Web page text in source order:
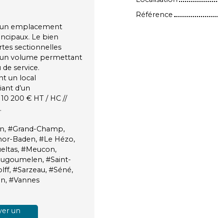
un emplacement
Le bien
sectionnelles
un volume permettant
service.
un local
d’un
200 € HT / HC //
#Grand-Champ,
Baden, #Le Hézo,
#Meucon,
#Saint-
#Sarzeau, #Séné,
#Vannes
un
Référence